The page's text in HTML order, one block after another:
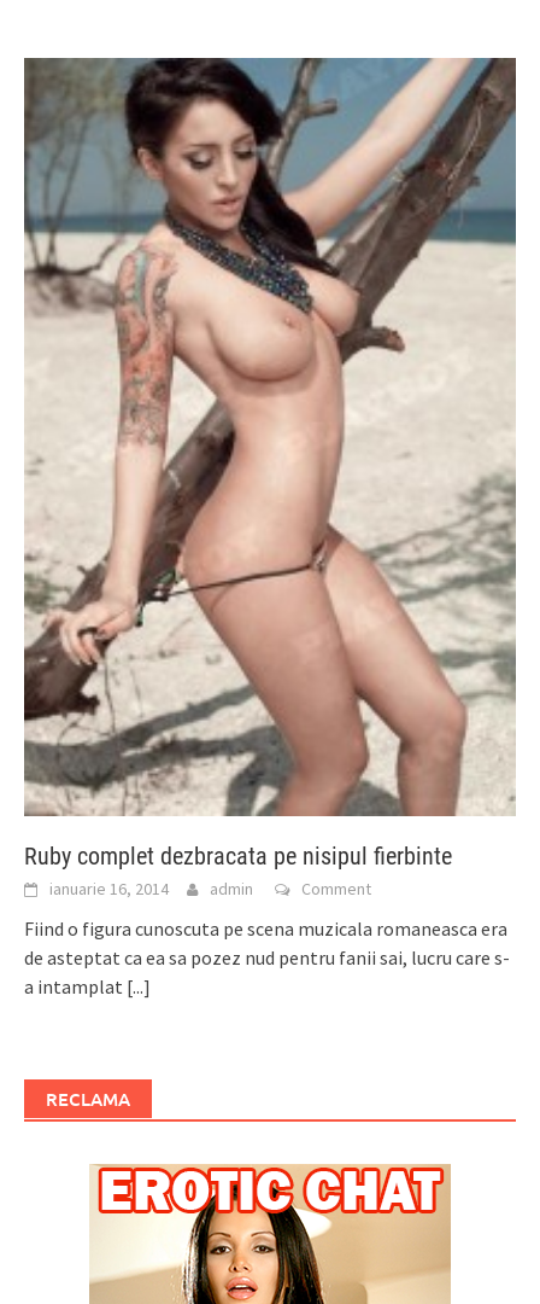
Ruby complet dezbracata pe nisipul fierbinte
ianuarie 16, 2014 admin Comment
Fiind o figura cunoscuta pe scena muzicala romaneasca era
de asteptat ca ea sa pozez nud pentru fanii sai, lucru care s-
a intamplat [...]
RECLAMA